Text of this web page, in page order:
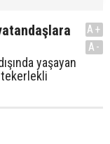
yaşayan
A+
A-